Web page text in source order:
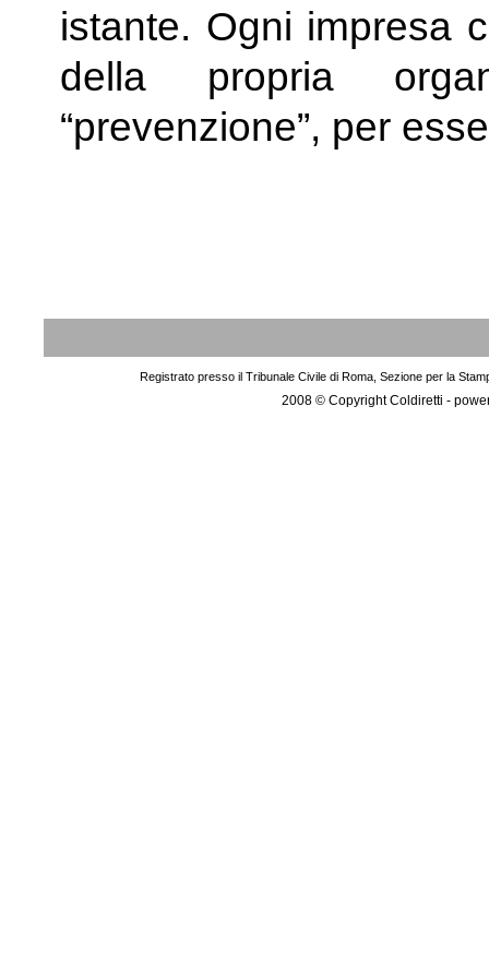
istante. Ogni impresa
della propria
“prevenzione”, per
Registrato presso il Tribunale Civile di Roma, Sezione per la
2008 © Copyright Coldiretti -